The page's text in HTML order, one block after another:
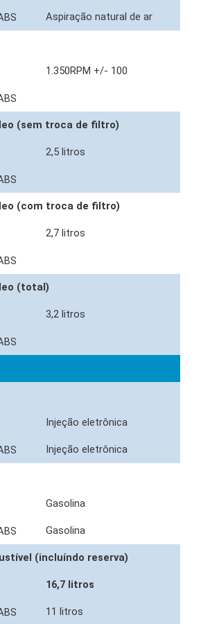
Aspiração natural de ar
1.350RPM +/- 100
(sem troca de filtro)
2,5 litros
(com troca de filtro)
2,7 litros
(total)
3,2 litros
Injeção eletrônica
Injeção eletrônica
Gasolina
Gasolina
(incluíndo reserva)
16,7 litros
11 litros